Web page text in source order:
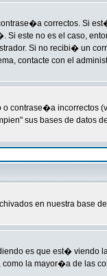
correctos. Si
este no es el caso,
Si no recibi� un
contacte con el
contrase�a
sus bases de datos
en nuestra base
es que est�
como la mayor�a de